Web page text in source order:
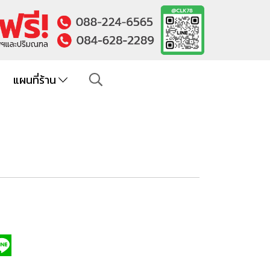
แผนที่ร้าน